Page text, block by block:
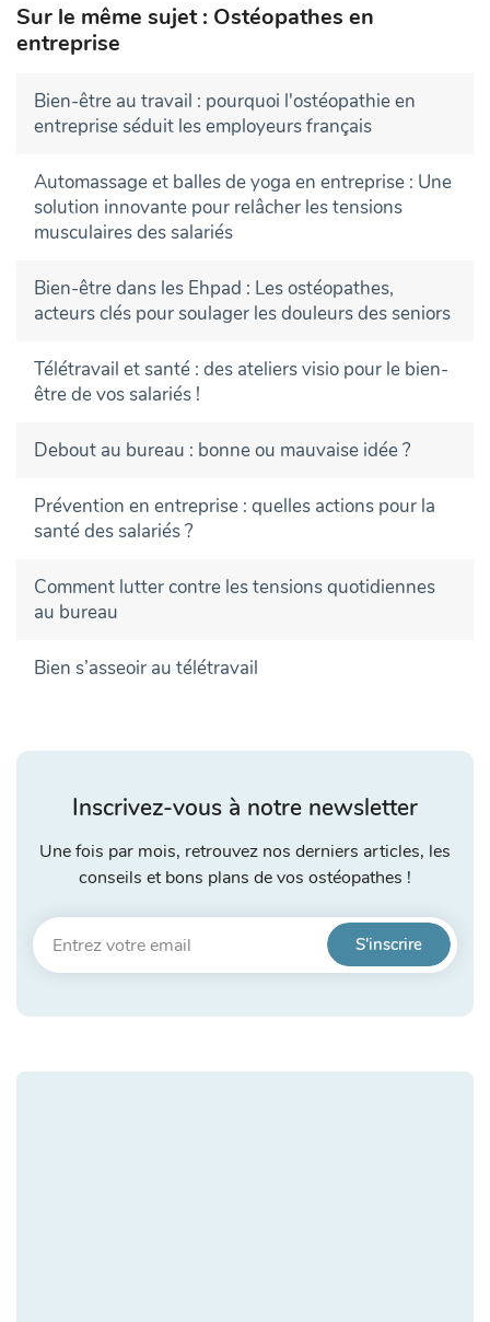
Sur le même sujet : Ostéopathes en
entreprise
Bien-être au travail : pourquoi l'ostéopathie en
entreprise séduit les employeurs français
Automassage et balles de yoga en entreprise : Une
solution innovante pour relâcher les tensions
musculaires des salariés
Bien-être dans les Ehpad : Les ostéopathes,
acteurs clés pour soulager les douleurs des seniors
Télétravail et santé : des ateliers visio pour le bien-
être de vos salariés !
Debout au bureau : bonne ou mauvaise idée ?
Prévention en entreprise : quelles actions pour la
santé des salariés ?
Comment lutter contre les tensions quotidiennes
au bureau
Bien s’asseoir au télétravail
Inscrivez-vous à notre newsletter
Une fois par mois, retrouvez nos derniers articles, les
conseils et bons plans de vos ostéopathes !